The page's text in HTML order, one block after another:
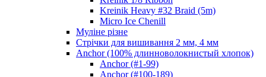
Kreinik Heavy #32 Braid (5m)
Micro Ice Chenill
Муліне різне
Стрічки для вишивання 2 мм, 4 мм
Anchor (100% длинноволокнистый хлопок)
Anchor (#1-99)
Anchor (#100-189)